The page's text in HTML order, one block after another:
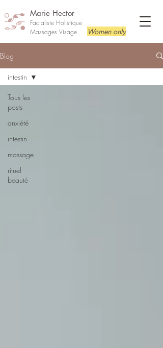
Marie Hector
Facialiste Holistique
Massages Visage
Women only
Blog
Tous les
posts
anxiété
intestin
massage
rituel
beauté
intestin